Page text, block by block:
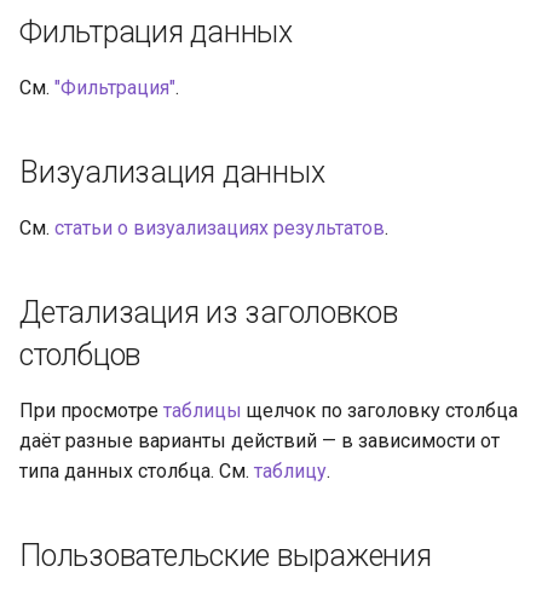
Фильтрация данных
См. "Фильтрация".
Визуализация данных
См. статьи о визуализациях результатов.
Детализация из заголовков
столбцов
При просмотре таблицы щелчок по заголовку столбца
даёт разные варианты действий — в зависимости от
типа данных столбца. См. таблицу.
Пользовательские выражения